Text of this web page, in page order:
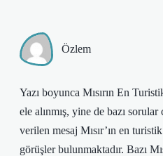
Özlem
Yazı boyunca Mısırın En
ele alınmış, yine de bazı
verilen mesaj Mısır’ın en
görüşler bulunmaktadır. Bazı